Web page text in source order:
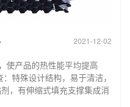
2021-12-02
使产品的热性能平均提高
特殊设计结构，易于清洁，
，有伸缩式填充支撑集成消